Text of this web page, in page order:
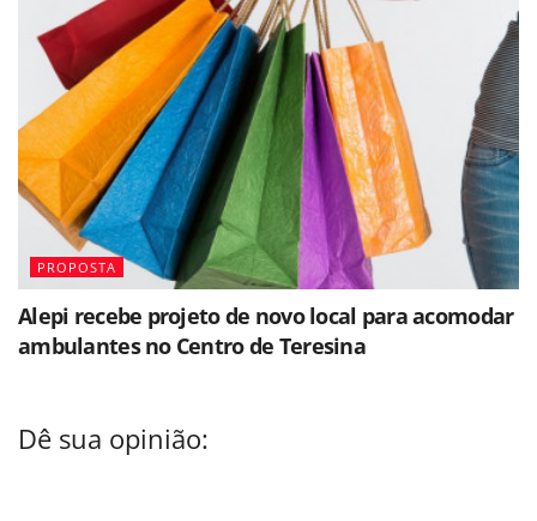
PROPOSTA
Alepi recebe projeto de novo local para acomodar
ambulantes no Centro de Teresina
Dê sua opinião: